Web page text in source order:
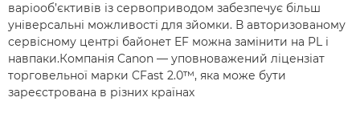
варіооб’єктивів із сервоприводом забезпечує більш
універсальні можливості для зйомки. В авторизованому
сервісному центрі байонет EF можна замінити на PL і
навпаки.Компанія Canon — уповноважений ліцензіат
торговельної марки CFast 2.0™, яка може бути
зареєстрована в різних країнах